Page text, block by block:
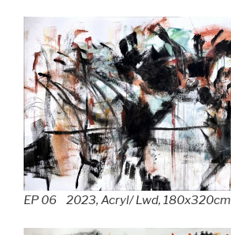
EP 06 2023, Acryl/ Lwd, 180x320cm